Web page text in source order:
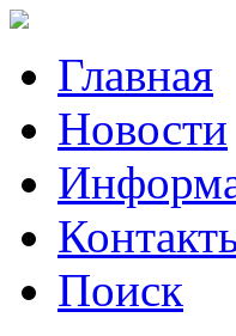
Главная
Новости
Поиск